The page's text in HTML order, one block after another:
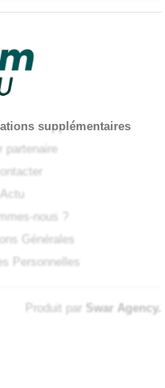
supplémentaires
partenaire
Actu
nous ?
Générales
Personnelles
Produit par Swar Agency.